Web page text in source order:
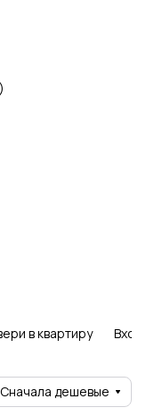
в квартиру
Сначала дешевые